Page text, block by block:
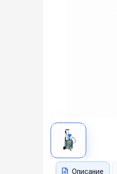
Описание